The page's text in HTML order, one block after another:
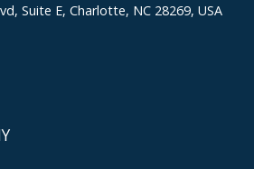
Suite E, Charlotte, NC 28269, USA